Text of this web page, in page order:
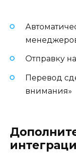
Отправку
Перевод
внимания»